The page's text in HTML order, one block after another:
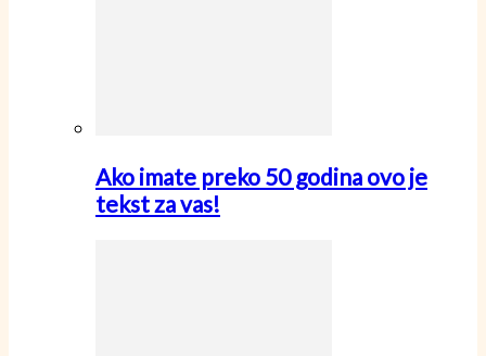
Ako imate preko 50 godina ovo je
tekst za vas!